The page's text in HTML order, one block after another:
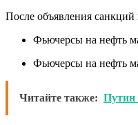
После объявления санкций
Фьючерсы на нефть
Фьючерсы на нефть
Читайте также: Путин